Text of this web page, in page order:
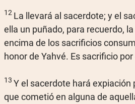
12 La llevará al sacerdote; y el
ella un puñado, para recuerdo,
encima de los sacrificios
honor de Yahvé. Es sacrificio
13 Y el sacerdote hará expiación
que cometió en alguna de